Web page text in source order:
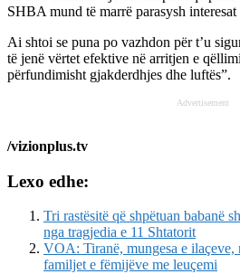
SHBA mund të marrë parasysh
Ai shtoi se puna po vazhdon për t’u
të jenë vërtet efektive në arritjen e
përfundimisht gjakderdhjes dhe luftës”.
Advertisement
/vizionplus.tv
Lexo edhe:
Tri rastësitë që shpëtuan babanë
nga tragjedia e 11 Shtatorit
VOA: Tiranë, mungesa e ilaçeve,
familjet e fëmijëve me leuçemi